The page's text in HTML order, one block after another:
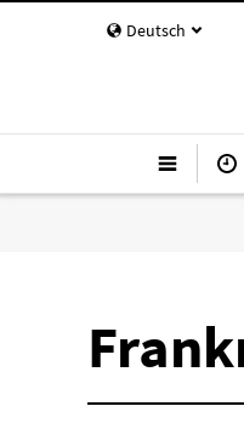
Deutsch